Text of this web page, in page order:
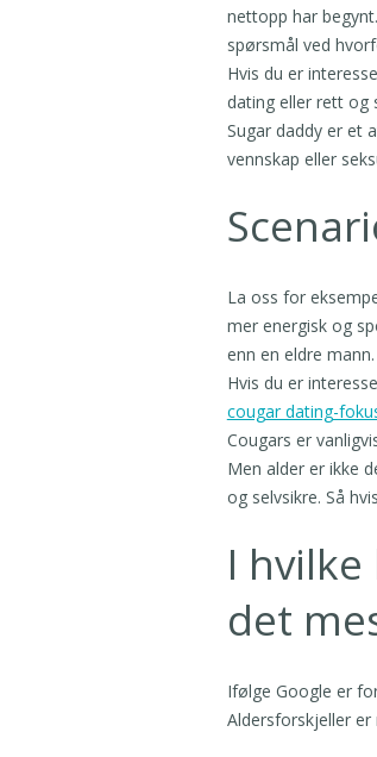
nettopp har
spørsmål ved
Hvis du er
dating eller rett og
Sugar daddy er et
vennskap eller
La oss for
mer energisk og
enn en eldre
Hvis du er
cougar dating-
Cougars er
Men alder er ikke
og selvsikre. Så
I
det
Ifølge Google er
Aldersforskjeller er